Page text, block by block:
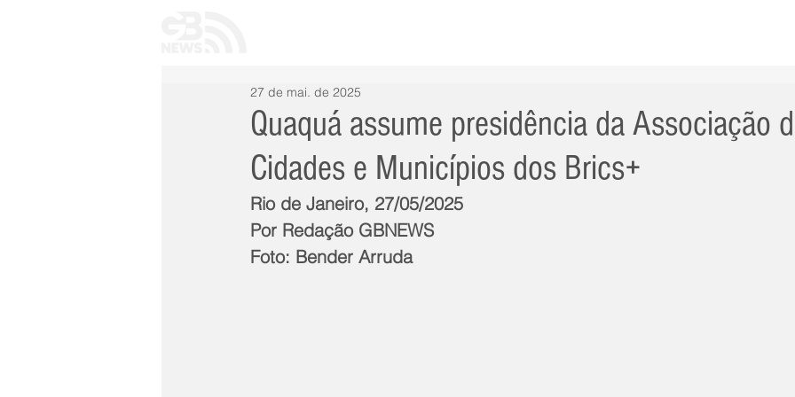
Quaquá assume presidência da Associação
Cidades e Municípios dos Brics+
27 de mai. de 2025
Rio de Janeiro, 27/05/2025
Por Redação GBNEWS
Foto: Bender Arruda